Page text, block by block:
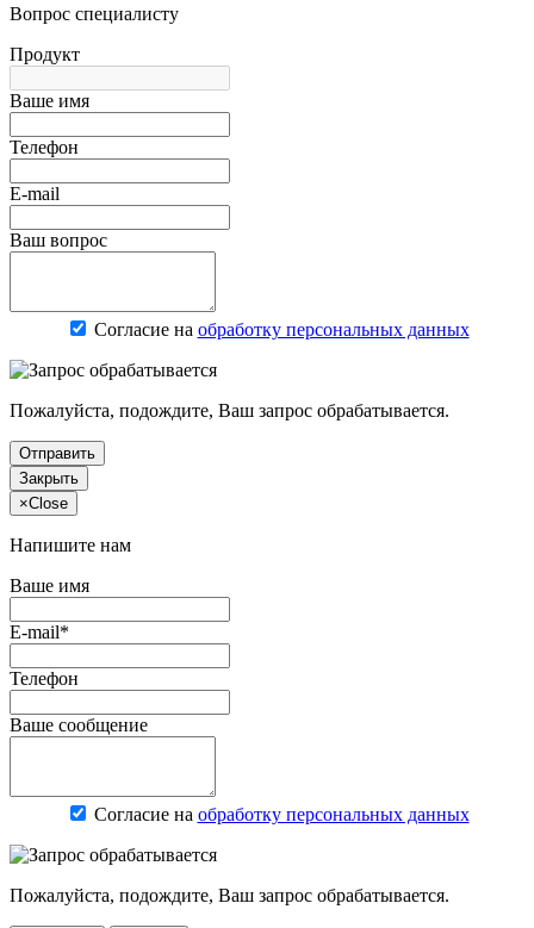
Вопрос специалисту
Продукт
Ваше имя
Телефон
E-mail
Ваш вопрос
Согласие на обработку персональных данных
Пожалуйста, подождите, Ваш запрос обрабатывается.
Отправить
Закрыть
×Close
Напишите нам
Ваше имя
E-mail*
Телефон
Ваше сообщение
Согласие на обработку персональных данных
Пожалуйста, подождите, Ваш запрос обрабатывается.